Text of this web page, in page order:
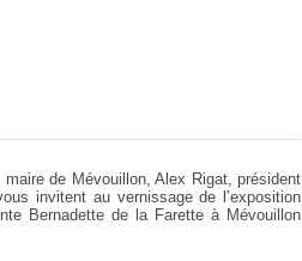
maire de Mévouillon, Alex Rigat, président
invitent au vernissage de l’exposition
Bernadette de la Farette à Mévouillon